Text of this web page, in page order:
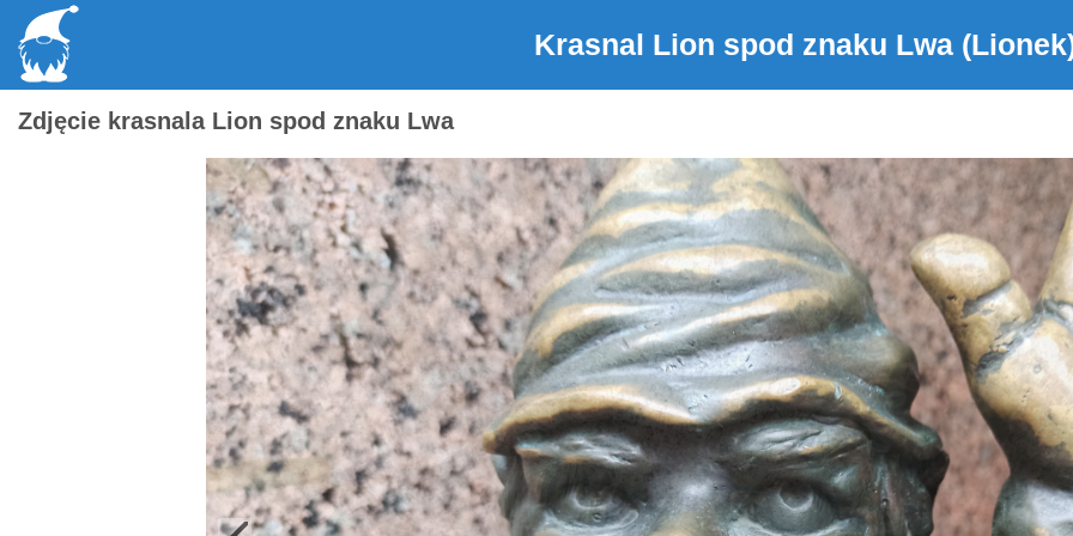
Krasnal Lion spod znaku Lwa
Zdjęcie krasnala Lion spod znaku Lwa